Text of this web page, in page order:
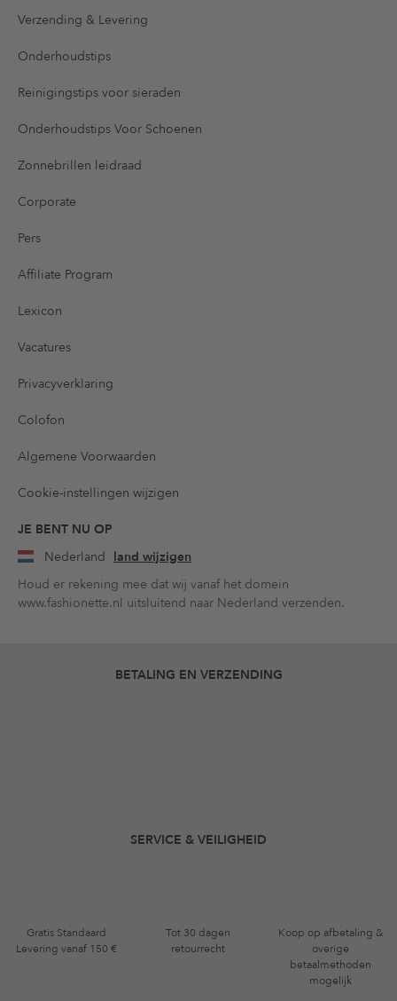
Verzending & Levering
Onderhoudstips
Reinigingstips voor sieraden
Onderhoudstips Voor Schoenen
Zonnebrillen leidraad
Corporate
Pers
Affiliate Program
Lexicon
Vacatures
Privacyverklaring
Colofon
Algemene Voorwaarden
Cookie-instellingen wijzigen
JE BENT NU OP
Nederland land wijzigen
Houd er rekening mee dat wij vanaf het domein
www.fashionette.nl uitsluitend naar Nederland verzenden.
BETALING EN VERZENDING
SERVICE & VEILIGHEID
Gratis Standaard
Levering vanaf 150 €
Tot 30 dagen
retourrecht
Koop op afbetaling &
overige
betaalmethoden
mogelijk